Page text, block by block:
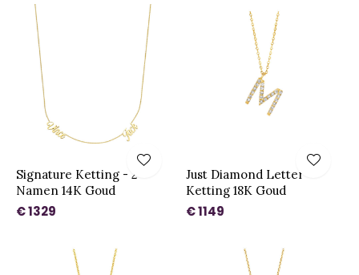
Signature Ketting - 2
Namen 14K Goud
€ 1329
Just Diamond Letter
Ketting 18K Goud
€ 1149